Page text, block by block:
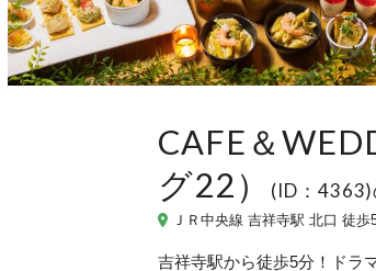
CAFE＆
グ22）
(ID：4363)
ＪＲ中央線 吉祥寺駅 北口 徒
吉祥寺駅から徒歩5分！ドラ